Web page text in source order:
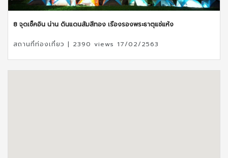
8 จุดเช็คอิน น่าน ดินแดนส้มสีทอง เรืองรองพระธาตุแช่แห้ง
สถานที่ท่องเที่ยว | 2390 views 17/02/2563